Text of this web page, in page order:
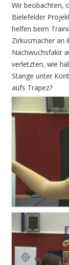
Wir beobachten,
Bielefelder
helfen beim
Zirkusmacher an
Nachwuchsfakir
verletzten, wie
Stange unter
aufs Trapez?